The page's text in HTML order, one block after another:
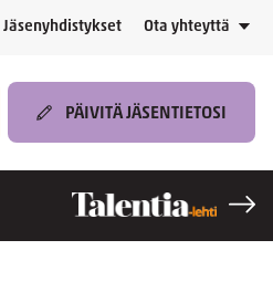
Jäsenyhdistykset Ota yhteyttä
PÄIVITÄ JÄSENTIETOSI